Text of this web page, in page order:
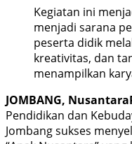
Kegiatan ini
menjadi sarana
peserta didik
kreativitas, dan
menampilkan
JOMBANG,
Pendidikan dan
Jombang sukses